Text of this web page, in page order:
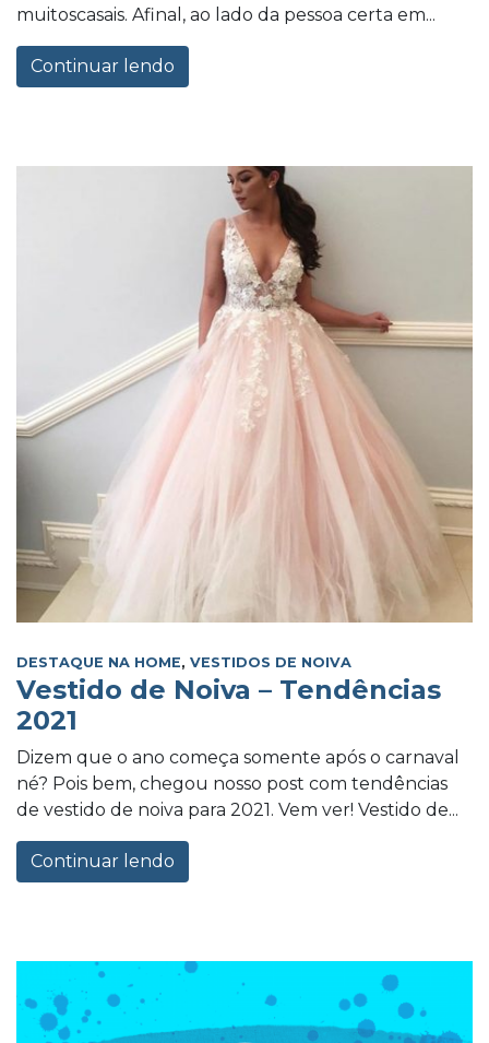
muitoscasais. Afinal, ao lado da pessoa certa em...
Continuar lendo
DESTAQUE NA HOME, VESTIDOS DE NOIVA
Vestido de Noiva – Tendências
2021
Dizem que o ano começa somente após o carnaval
né? Pois bem, chegou nosso post com tendências
de vestido de noiva para 2021. Vem ver! Vestido de...
Continuar lendo